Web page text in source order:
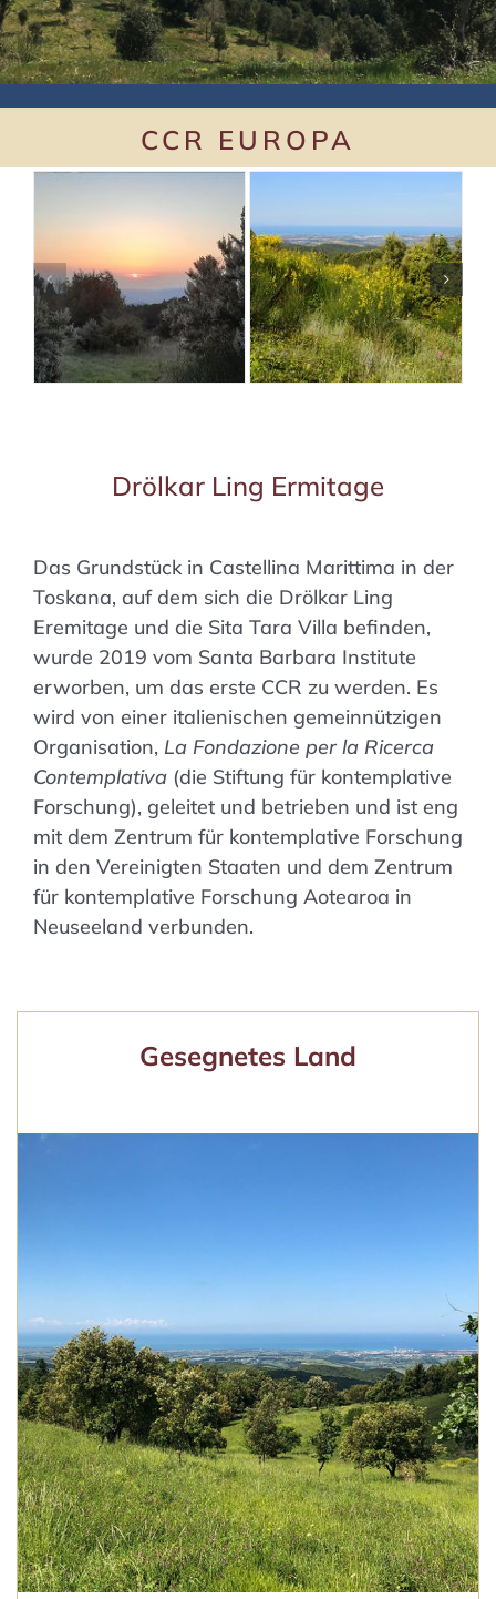
CCR EUROPA
Drölkar Ling Ermitage
Das Grundstück in Castellina Marittima in der
Toskana, auf dem sich die Drölkar Ling
Eremitage und die Sita Tara Villa befinden,
wurde 2019 vom Santa Barbara Institute
erworben, um das erste CCR zu werden. Es
wird von einer italienischen gemeinnützigen
Organisation, La Fondazione per la Ricerca
Contemplativa(die Stiftung für kontemplative
Forschung), geleitet und betrieben und ist eng
mit dem Zentrum für kontemplative Forschung
in den Vereinigten Staaten und dem Zentrum
für kontemplative Forschung Aotearoa in
Neuseeland verbunden.
Gesegnetes Land